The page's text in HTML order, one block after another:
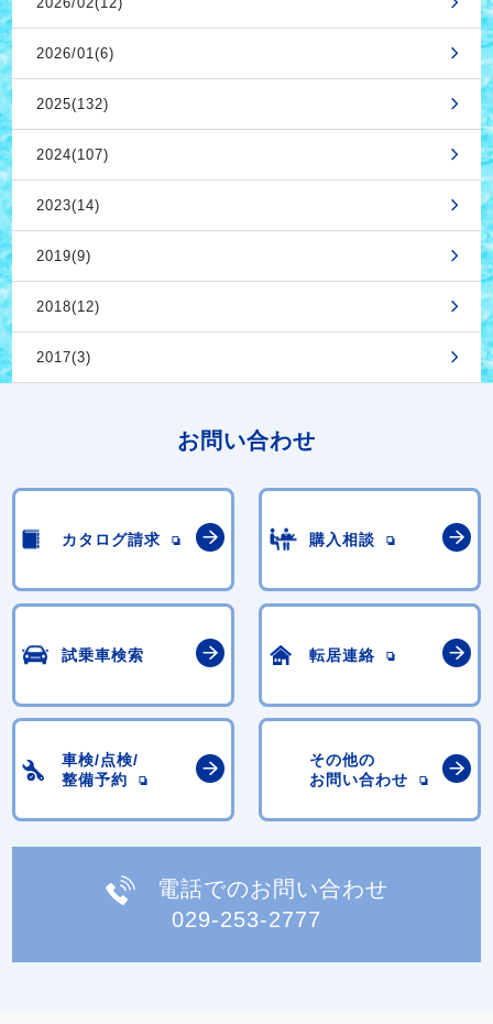
2026/01(6)
2025(132)
2024(107)
2023(14)
2019(9)
2018(12)
2017(3)
お問い合わせ
カタログ請求 購入相談
試乗車検索 転居連絡
車検/点検/
整備予約
その他の
お問い合わせ
電話でのお問い合わせ
029-253-2777